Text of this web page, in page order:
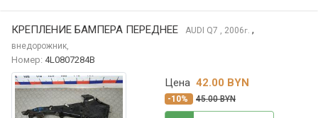
КРЕПЛЕНИЕ БАМПЕРА ПЕРЕДНЕЕ AUDI Q7 , 2006г. ,
внедорожник,
Номер: 4L0807284B
Цена 42.00 BYN
-10% 45.00 BYN